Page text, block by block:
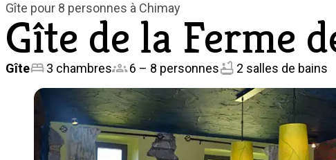
Gîte pour 8 personnes à Chimay
Gîte de la Ferme
Gîte 3 chambres 6 – 8 personnes 2 salles de bains